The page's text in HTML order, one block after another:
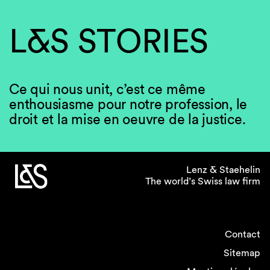
L&S STORIES
Ce qui nous unit, c’est ce même
enthousiasme pour notre profession, le
droit et la mise en oeuvre de la justice.
Lenz & Staehelin
The world’s Swiss law firm
Contact
Sitemap